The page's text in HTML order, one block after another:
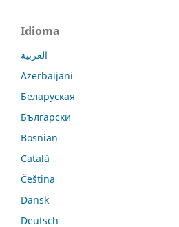
Idioma
العربية
Azerbaijani
Беларуская
Български
Bosnian
Català
Čeština
Dansk
Deutsch